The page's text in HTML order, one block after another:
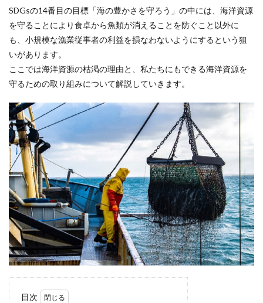
SDGsの14番目の目標「海の豊かさを守ろう」の中には、海洋資源
を守ることにより食卓から魚類が消えることを防ぐこと以外に
も、小規模な漁業従事者の利益を損なわないようにするという狙
いがあります。
ここでは海洋資源の枯渇の理由と、私たちにもできる海洋資源を
守るための取り組みについて解説していきます。
目次